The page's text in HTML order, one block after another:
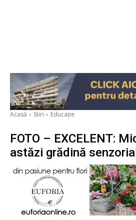
Acasă Stiri Educație
FOTO – EXCELENT:
astăzi grădină